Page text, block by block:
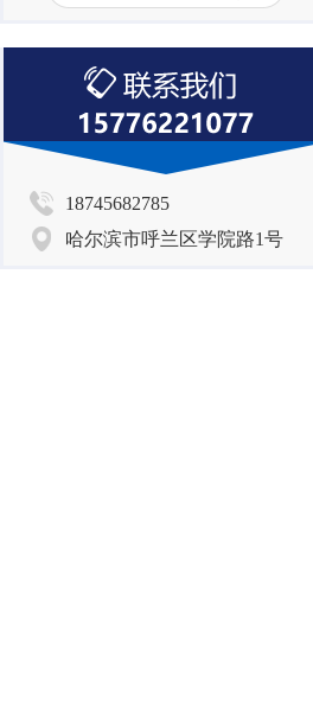
18745682785
哈尔滨市呼兰区学院路1号